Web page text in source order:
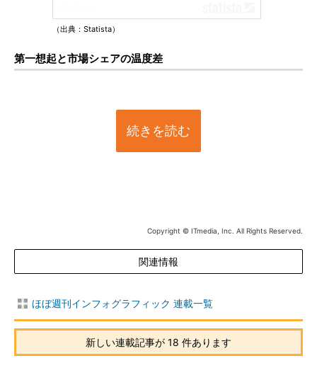
（出典：Statista）
第一想起と市場シェアの温度差
続きを読む
Copyright © ITmedia, Inc. All Rights Reserved.
関連情報
ほぼ週刊インフォグラフィック 連載一覧
新しい連載記事が 18 件あります